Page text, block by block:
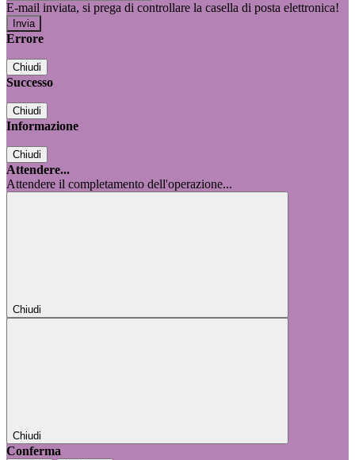
E-mail inviata, si prega di controllare la casella di posta elettronica!
Errore
Chiudi
Successo
Chiudi
Informazione
Chiudi
Attendere...
Attendere il completamento dell'operazione...
Chiudi
Chiudi
Conferma